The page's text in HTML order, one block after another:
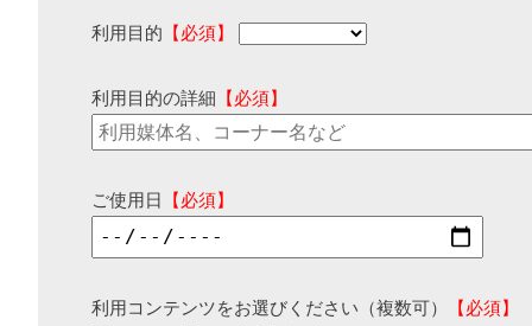
利用目的 【必須】
利用目的の詳細 【必須】
ご使用日 【必須】
利用コンテンツをお選びください（複数可）
【必須】